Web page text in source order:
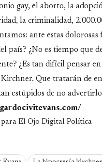
gay, el aborto, la
la criminalidad,
ante estas
país? ¿No es tiempo que
¿Es tan difícil pensar
Kirchner. Que tratarán de
estúpidos de no
El Ojo Digital Política